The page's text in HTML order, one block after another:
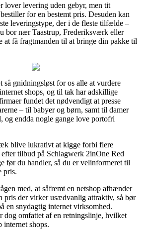
lover levering uden gebyr, men tit
for en bestemt pris. Desuden kan
leveringstype, der i de fleste tilfælde –
bor nær Taastrup, Frederiksværk eller
få fragtmanden til at bringe din pakke til
så gnidningsløst for os alle at vurdere
shops, og til tak har adskillige
fundet det nødvendigt at presse
– til babyer og børn, samt til damer
og endda nogle gange love portofri
blive lukrativt at kigge forbi flere
tilbud på Schlagwerk 2inOne Red
før du handler, så du er velinformeret til
pris.
med, at såfremt en netshop afhænder
pris der virker usædvanlig attraktiv, så bør
en snydagtig internet virksomhed.
dog omfattet af en retningslinje, hvilket
internet shops.